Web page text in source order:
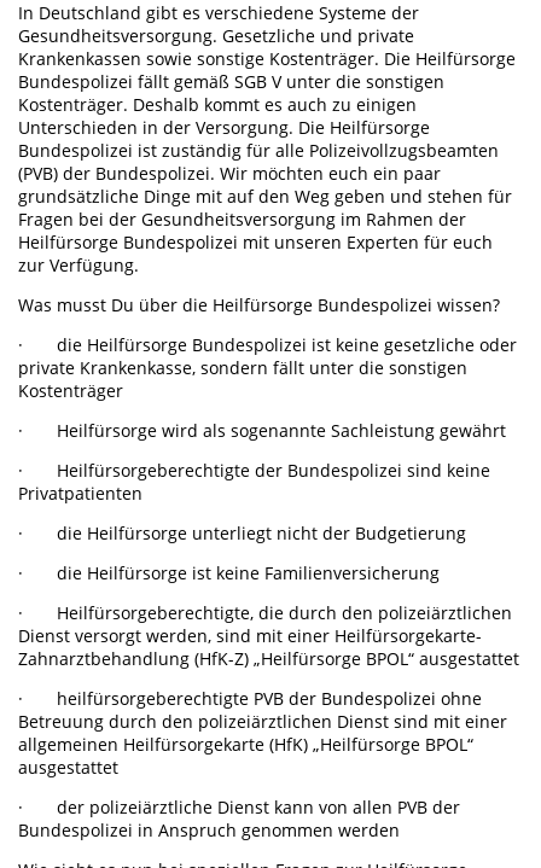
In Deutschland gibt es verschiedene Systeme der
Gesundheitsversorgung. Gesetzliche und private
Krankenkassen sowie sonstige Kostenträger. Die Heilfürsorge
Bundespolizei fällt gemäß SGB V unter die sonstigen
Kostenträger. Deshalb kommt es auch zu einigen
Unterschieden in der Versorgung. Die Heilfürsorge
Bundespolizei ist zuständig für alle Polizeivollzugsbeamten
(PVB) der Bundespolizei. Wir möchten euch ein paar
grundsätzliche Dinge mit auf den Weg geben und stehen für
Fragen bei der Gesundheitsversorgung im Rahmen der
Heilfürsorge Bundespolizei mit unseren Experten für euch
zur Verfügung.
Was musst Du über die Heilfürsorge Bundespolizei wissen?
· die Heilfürsorge Bundespolizei ist keine gesetzliche oder
private Krankenkasse, sondern fällt unter die sonstigen
Kostenträger
· Heilfürsorge wird als sogenannte Sachleistung gewährt
· Heilfürsorgeberechtigte der Bundespolizei sind keine
Privatpatienten
· die Heilfürsorge unterliegt nicht der Budgetierung
· die Heilfürsorge ist keine Familienversicherung
· Heilfürsorgeberechtigte, die durch den polizeiärztlichen
Dienst versorgt werden, sind mit einer Heilfürsorgekarte-
Zahnarztbehandlung (HfK-Z) „Heilfürsorge BPOL“ ausgestattet
· heilfürsorgeberechtigte PVB der Bundespolizei ohne
Betreuung durch den polizeiärztlichen Dienst sind mit einer
allgemeinen Heilfürsorgekarte (HfK) „Heilfürsorge BPOL“
ausgestattet
· der polizeiärztliche Dienst kann von allen PVB der
Bundespolizei in Anspruch genommen werden